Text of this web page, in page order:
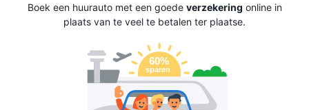
Boek een huurauto met een goede verzekering online in
plaats van te veel te betalen ter plaatse.